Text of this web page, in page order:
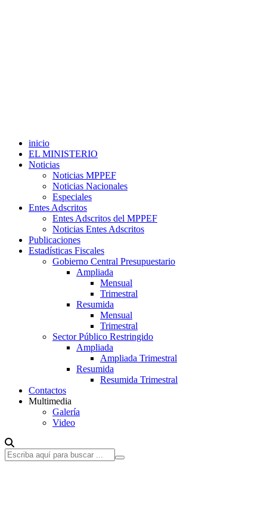
inicio
EL MINISTERIO
Noticias
Noticias MPPEF
Noticias Nacionales
Especiales
Entes Adscritos
Entes Adscritos del MPPEF
Noticias Entes Adscritos
Publicaciones
Estadísticas Fiscales
Gobierno Central Presupuestario
Ampliada
Mensual
Trimestral
Resumida
Mensual
Trimestral
Sector Público Restringido
Ampliada
Ampliada Trimestral
Resumida
Resumida Trimestral
Contactos
Multimedia
Galería
Video